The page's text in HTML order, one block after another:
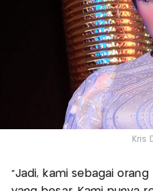
Kris
"Jadi, kami sebagai